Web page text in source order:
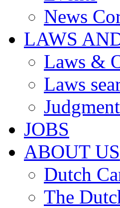
News
LAWS
Laws &
Laws
JOBS
ABOUT US
Dutch
The